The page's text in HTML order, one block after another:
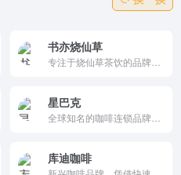
书亦烧仙草
星巴克
库迪咖啡